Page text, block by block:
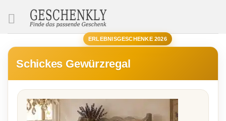
ERLEBNISGESCHENKE 2026
Schickes Gewürzregal